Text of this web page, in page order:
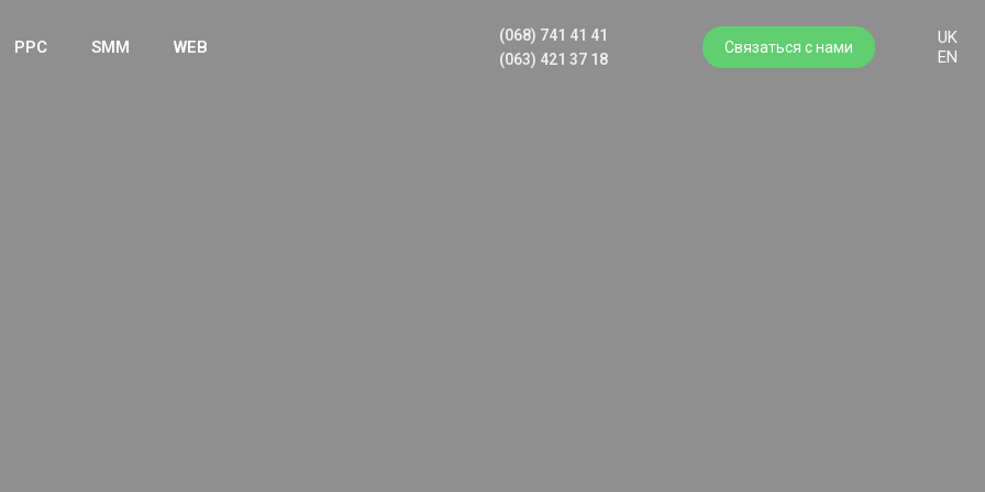
PPC SMM WEB
(068) 741 41 41
(063) 421 37 18
Связаться с нами
UK
EN